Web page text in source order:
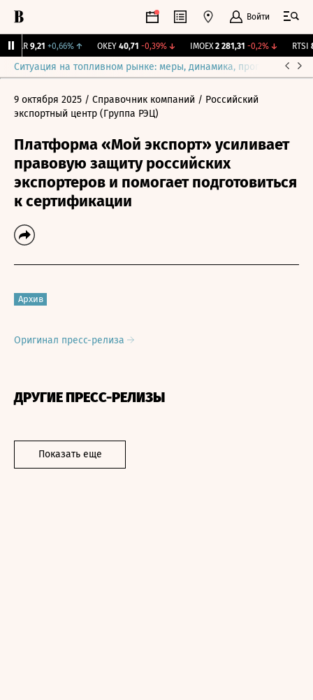
Войти
9,21 +0,66%↑ OKEY 40,71 -0,39%↓ IMOEX 2 281,31 -0,2%↓ RTSI
Ситуация на топливном рынке: меры, динамика, прогнозы
9 октября 2025 / Справочник компаний / Российский
экспортный центр (Группа РЭЦ)
Платформа «Мой экспорт» усиливает
правовую защиту российских
экспортеров и помогает подготовиться
к сертификации
Архив
Оригинал пресс-релиза
ДРУГИЕ ПРЕСС-РЕЛИЗЫ
Показать еще